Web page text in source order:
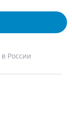
в России